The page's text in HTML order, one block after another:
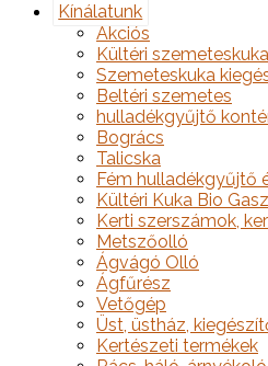
Kínálatunk
Akciós
Kültéri szemeteskuka
Szemeteskuka
Beltéri szemetes
hulladékgyűjtő
Bogrács
Talicska
Fém hulladékgyűjtő
Kültéri Kuka Bio
Kerti szerszámok,
Metszőolló
Ágvágó Olló
Ágfűrész
Vetőgép
Üst, üstház,
Kertészeti termékek